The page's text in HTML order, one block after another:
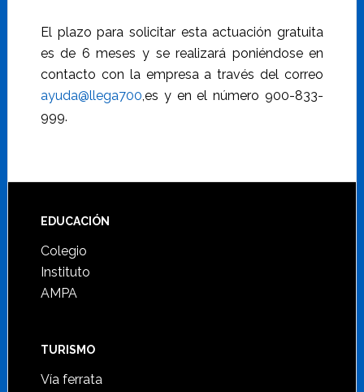
El plazo para solicitar esta actuación gratuita
es de 6 meses y se realizará poniéndose en
contacto con la empresa a través del correo
ayuda@llega700,es y en el número 900-833-
999.
Footer
EDUCACIÓN
Colegio
Instituto
AMPA
TURISMO
Vía ferrata